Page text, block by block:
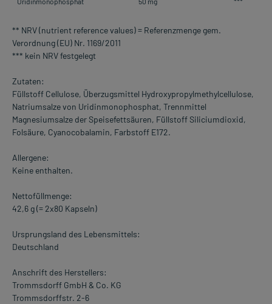
** NRV (nutrient reference values) = Referenzmenge gem.
Verordnung (EU) Nr. 1169/2011
*** kein NRV festgelegt
Zutaten:
Füllstoff Cellulose, Überzugsmittel Hydroxypropylmethylcellulose,
Natriumsalze von Uridinmonophosphat, Trennmittel
Magnesiumsalze der Speisefettsäuren, Füllstoff Siliciumdioxid,
Folsäure, Cyanocobalamin, Farbstoff E172.
Allergene:
Keine enthalten.
Nettofüllmenge:
42,6 g (= 2x80 Kapseln)
Ursprungsland des Lebensmittels:
Deutschland
Anschrift des Herstellers:
Trommsdorff GmbH & Co. KG
Trommsdorffstr. 2-6